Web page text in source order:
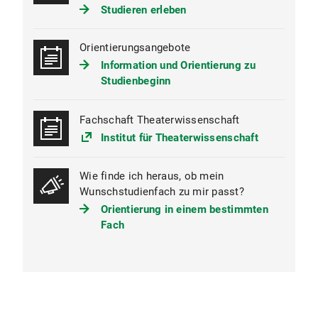
Punkten zu wählen. Belegung empfohlen ab dem
2-6. Fachsemester
WP 1 Theater- und Filmprojektarbeit: - SWS, 9
WP 2 Textproduktion für Theater, Film und
Fernsehen: 3 SWS, 6 ECTS
ECTS
WP 4 Grundlagen der Theaterpraxis: 2 SWS, 3
ECTS
Studieren erleben
Orientierungsangebote
Information und Orientierung zu
Studienbeginn
Fachschaft Theaterwissenschaft
Institut für Theaterwissenschaft
Wie finde ich heraus, ob mein
Wunschstudienfach zu mir passt?
Orientierung in einem bestimmten
Fach